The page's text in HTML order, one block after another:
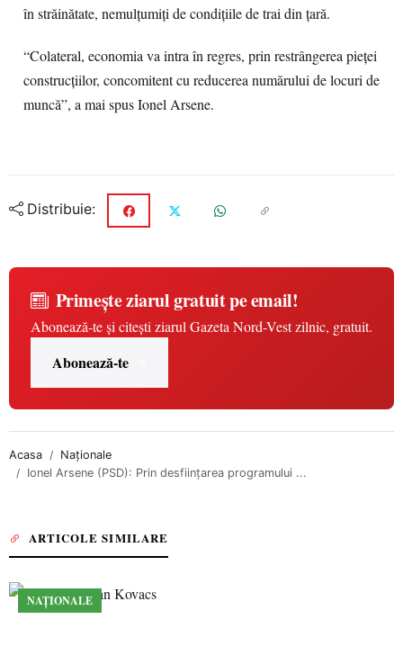
în străinătate, nemulţumiţi de condiţiile de trai din ţară.
“Colateral, economia va intra în regres, prin restrângerea pieţei
construcţiilor, concomitent cu reducerea numărului de locuri de
muncă”, a mai spus Ionel Arsene.
Distribuie:
Primește ziarul gratuit pe email!
Abonează-te și citești ziarul Gazeta Nord-Vest zilnic, gratuit.
Abonează-te
Acasa
Naționale
Ionel Arsene (PSD): Prin desfiinţarea programului ...
ARTICOLE SIMILARE
NAȚIONALE